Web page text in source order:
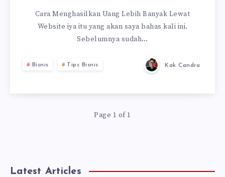
Cara Menghasilkan Uang Lebih Banyak Lewat
Website iya itu yang akan saya bahas kali ini.
Sebelumnya sudah…
Bisnis Tips Bisnis Kak Candra
Page 1 of 1
Latest Articles